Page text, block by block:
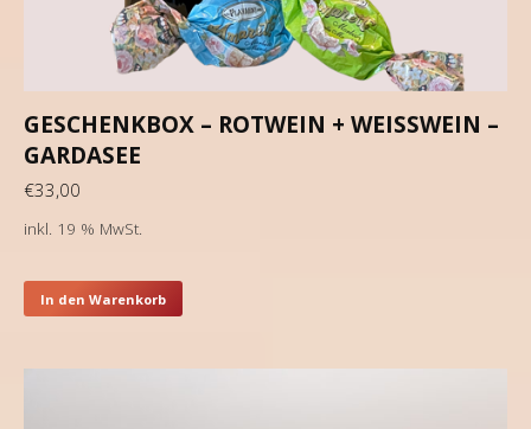
GESCHENKBOX – ROTWEIN + WEISSWEIN –
GARDASEE
€33,00
inkl. 19 % MwSt.
In den Warenkorb